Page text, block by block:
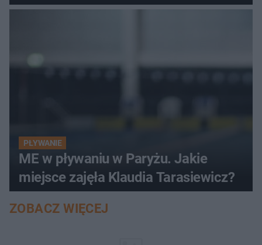
PŁYWANIE
ME w pływaniu w Paryżu. Jakie
miejsce zajęła Klaudia Tarasiewicz?
ZOBACZ WIĘCEJ